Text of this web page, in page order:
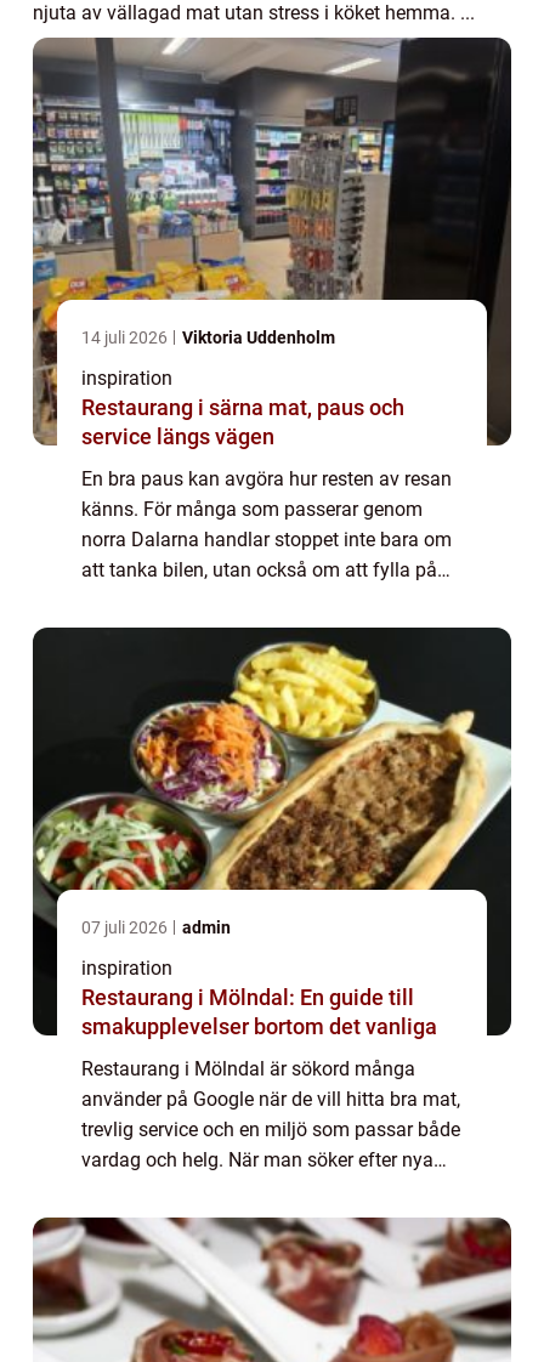
njuta av vällagad mat utan stress i köket hemma. ...
14 juli 2026 Viktoria Uddenholm
inspiration
Restaurang i särna mat, paus och
service längs vägen
En bra paus kan avgöra hur resten av resan
känns. För många som passerar genom
norra Dalarna handlar stoppet inte bara om
att tanka bilen, utan också om att fylla på
varmt på tallriken. Särna har vuxit fram s...
07 juli 2026 admin
inspiration
Restaurang i Mölndal: En guide till
smakupplevelser bortom det vanliga
Restaurang i Mölndal är sökord många
använder på Google när de vill hitta bra mat,
trevlig service och en miljö som passar både
vardag och helg. När man söker efter nya